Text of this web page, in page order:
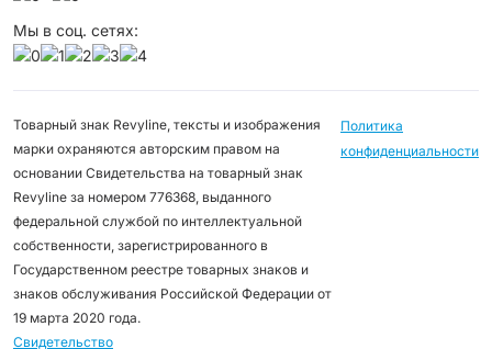
Мы в соц. сетях:
Товарный знак Revyline, тексты и изображения
марки охраняются авторским правом на
основании Свидетельства на товарный знак
Revyline за номером 776368, выданного
федеральной службой по интеллектуальной
собственности, зарегистрированного в
Государственном реестре товарных знаков и
знаков обслуживания Российской Федерации от
19 марта 2020 года.
Свидетельство
Политика
конфиденциальности